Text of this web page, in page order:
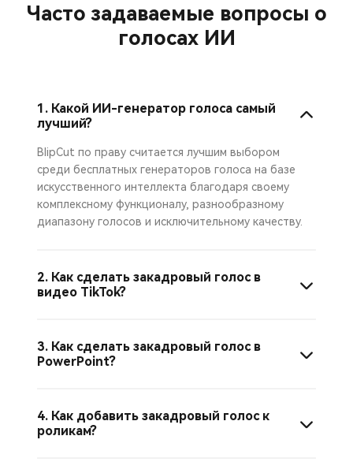
Часто задаваемые вопросы о
голосах ИИ
1. Какой ИИ-генератор голоса самый
лучший?
BlipCut по праву считается лучшим выбором
среди бесплатных генераторов голоса на базе
искусственного интеллекта благодаря своему
комплексному функционалу, разнообразному
диапазону голосов и исключительному качеству.
2. Как сделать закадровый голос в
видео TikTok?
3. Как сделать закадровый голос в
PowerPoint?
4. Как добавить закадровый голос к
роликам?